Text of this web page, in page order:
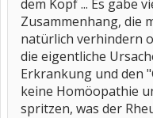
dem Kopf ... Es gäbe
Zusammenhang, die
natürlich verhindern
die eigentliche
Erkrankung und den
keine Homöopathie
spritzen, was der